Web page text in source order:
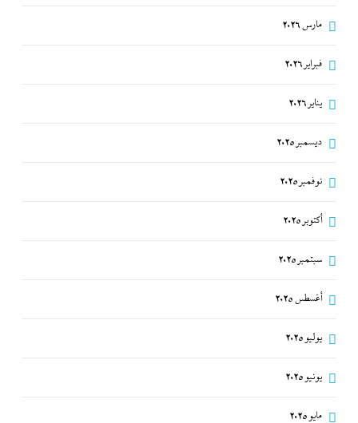
مارس 2026
فبراير 2026
يناير 2026
ديسمبر 2025
نوفمبر 2025
أكتوبر 2025
سبتمبر 2025
أغسطس 2025
يوليو 2025
يونيو 2025
مايو 2025